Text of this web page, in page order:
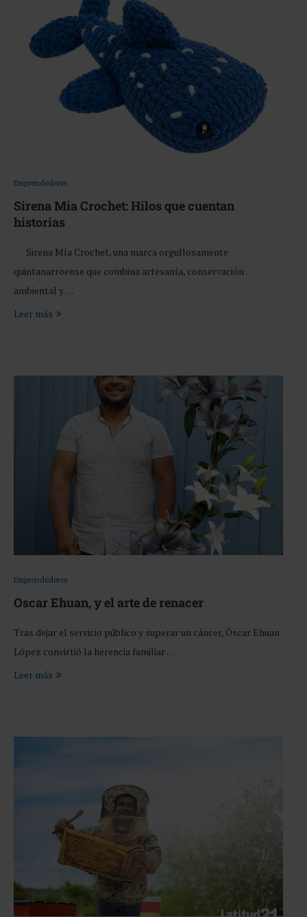
Emprendedores
Sirena Mia Crochet: Hilos que cuentan
historias
Sirena Mía Crochet, una marca orgullosamente
quintanarroense que combina artesanía, conservación
ambiental y …
Leer más
Emprendedores
Oscar Ehuan, y el arte de renacer
Tras dejar el servicio público y superar un cáncer, Óscar Ehuan
López convirtió la herencia familiar …
Leer más